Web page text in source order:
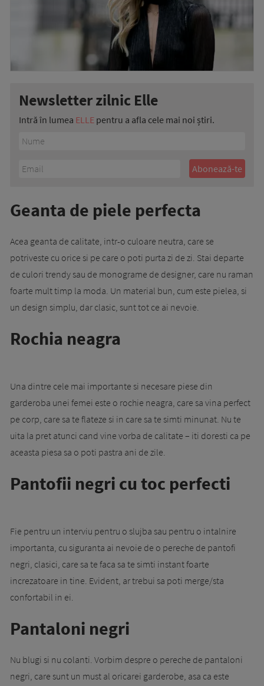
Newsletter zilnic Elle
Intră în lumea ELLE pentru a afla cele mai noi știri.
Geanta de piele perfecta
Acea geanta de calitate, intr-o culoare neutra, care se
potriveste cu orice si pe care o poti purta zi de zi. Stai departe
de culori trendy sau de monograme de designer, care nu raman
foarte mult timp la moda. Un material bun, cum este pielea, si
un design simplu, dar clasic, sunt tot ce ai nevoie.
Rochia neagra
Una dintre cele mai importante si necesare piese din
garderoba unei femei este o rochie neagra, care sa vina perfect
pe corp, care sa te flateze si in care sa te simti minunat. Nu te
uita la pret atunci cand vine vorba de calitate – iti doresti ca pe
aceasta piesa sa o poti pastra ani de zile.
Pantofii negri cu toc perfecti
Fie pentru un interviu pentru o slujba sau pentru o intalnire
importanta, cu siguranta ai nevoie de o pereche de pantofi
negri, clasici, care sa te faca sa te simti instant foarte
increzatoare in tine. Evident, ar trebui sa poti merge/sta
confortabil in ei.
Pantaloni negri
Nu blugi si nu colanti. Vorbim despre o pereche de pantaloni
negri, care sunt un must al oricarei garderobe, asa ca este